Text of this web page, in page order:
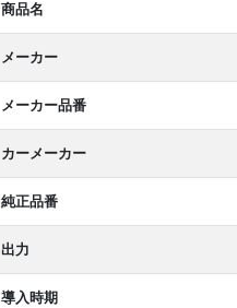
商品名
メーカー
メーカー品番
カーメーカー
純正品番
出力
導入時期